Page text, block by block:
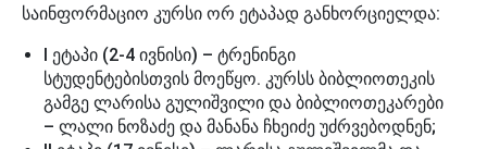
საინფორმაციო კურსი ორ ეტაპად განხორციელდა:
I ეტაპი (2-4 ივნისი) – ტრენინგი
სტუდენტებისთვის მოეწყო. კურსს ბიბლიოთეკის
გამგე ლარისა გულიშვილი და ბიბლიოთეკარები
– ლალი ნოზაძე და მანანა ჩხეიძე უძრვებოდნენ;